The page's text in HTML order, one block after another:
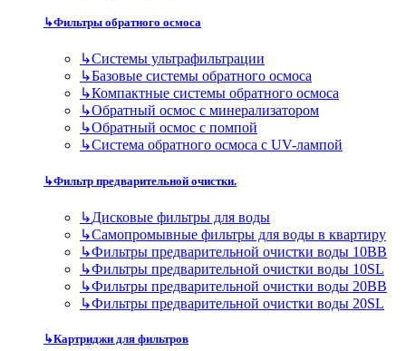
↳Фильтры обратного осмоса
↳Cистемы ультрафильтрации
↳Базовые системы обратного осмоса
↳Компактные системы обратного осмоса
↳Обратный осмос с минерализатором
↳Обратный осмос с помпой
↳Система обратного осмоса с UV-лампой
↳Фильтр предварительной очистки.
↳Дисковые фильтры для воды
↳Самопромывные фильтры для воды в квартиру
↳Фильтры предварительной очистки воды 10BB
↳Фильтры предварительной очистки воды 10SL
↳Фильтры предварительной очистки воды 20BB
↳Фильтры предварительной очистки воды 20SL
↳Картриджи для фильтров